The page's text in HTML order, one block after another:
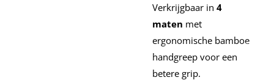
Verkrijgbaar in 4
maten met
ergonomische bamboe
handgreep voor een
betere grip.